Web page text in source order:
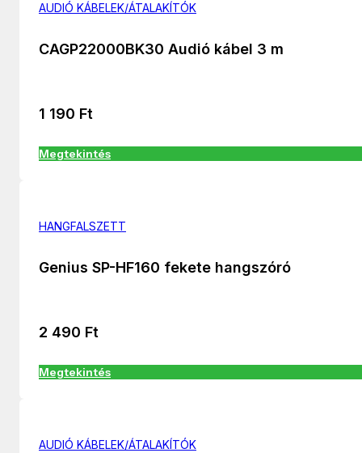
AUDIÓ KÁBELEK/ÁTALAKÍTÓK
CAGP22000BK30 Audió kábel 3 m
1 190 Ft
Megtekintés
HANGFALSZETT
Genius SP-HF160 fekete hangszóró
2 490 Ft
Megtekintés
AUDIÓ KÁBELEK/ÁTALAKÍTÓK